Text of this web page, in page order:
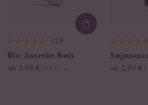
Loading...
129
Bio Jasmin Reis
ab 5,99 € ab 2,99 €